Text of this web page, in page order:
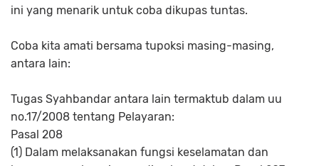
ini yang menarik untuk coba dikupas tuntas.
Coba kita amati bersama tupoksi masing-masing,
antara lain:
Tugas Syahbandar antara lain termaktub dalam uu
no.17/2008 tentang Pelayaran:
Pasal 208
(1) Dalam melaksanakan fungsi keselamatan dan